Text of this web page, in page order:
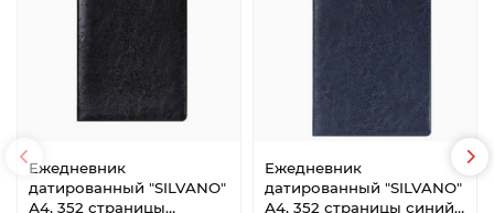
Ежедневник
датированный "SILVANO"
А4, 352 страницы
Ежедневник
датированный "SILVANO"
А4, 352 страницы синий,